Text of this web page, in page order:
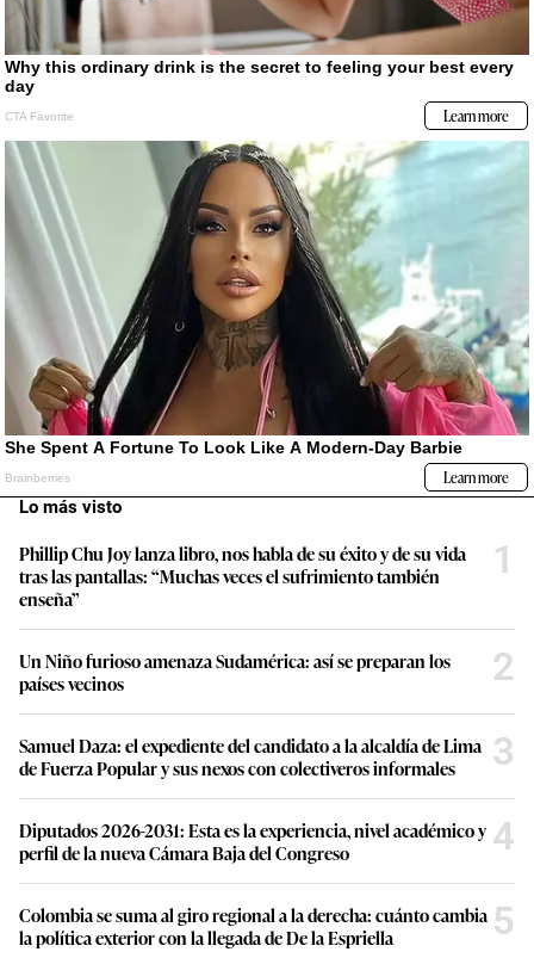
Lo más visto
Phillip Chu Joy lanza libro, nos habla de su éxito y de su vida
tras las pantallas: “Muchas veces el sufrimiento también
enseña”
1
Un Niño furioso amenaza Sudamérica: así se preparan los
países vecinos
2
Samuel Daza: el expediente del candidato a la alcaldía de Lima
de Fuerza Popular y sus nexos con colectiveros informales
3
Diputados 2026-2031: Esta es la experiencia, nivel académico y
perfil de la nueva Cámara Baja del Congreso
4
Colombia se suma al giro regional a la derecha: cuánto cambia
la política exterior con la llegada de De la Espriella
5